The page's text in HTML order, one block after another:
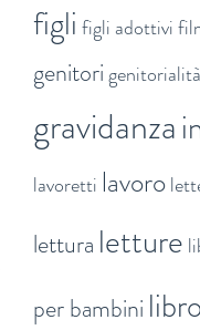
figli figli adottivi
genitori genitorialità
gravidanza
lavoretti lavoro
lettura letture
per bambini libro